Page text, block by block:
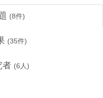
(8件)
(35件)
者 (6 人)